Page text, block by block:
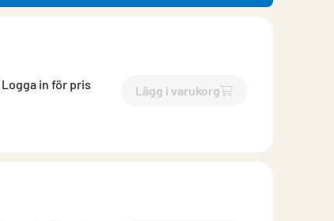
Logga in för pris Lägg i varukorg
`$Lägg till